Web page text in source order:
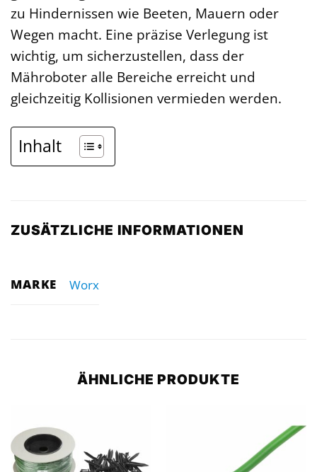
zu Hindernissen wie Beeten, Mauern oder
Wegen macht. Eine präzise Verlegung ist
wichtig, um sicherzustellen, dass der
Mähroboter alle Bereiche erreicht und
gleichzeitig Kollisionen vermieden werden.
Inhalt
ZUSÄTZLICHE INFORMATIONEN
MARKE Worx
ÄHNLICHE PRODUKTE